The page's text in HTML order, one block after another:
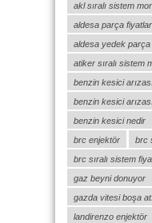
akl sıralı sistem
aldesa parça
aldesa yedek parça
atiker sıralı sistem
benzin kesici
benzin kesici
benzin kesici nedir
brc enjektör
brc
brc sıralı sistem
gaz beyni donuyor
gazda vitesi boşa
landirenzo enjektör